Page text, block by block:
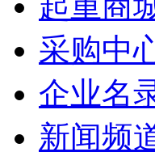
采购中
企业名
新闻频